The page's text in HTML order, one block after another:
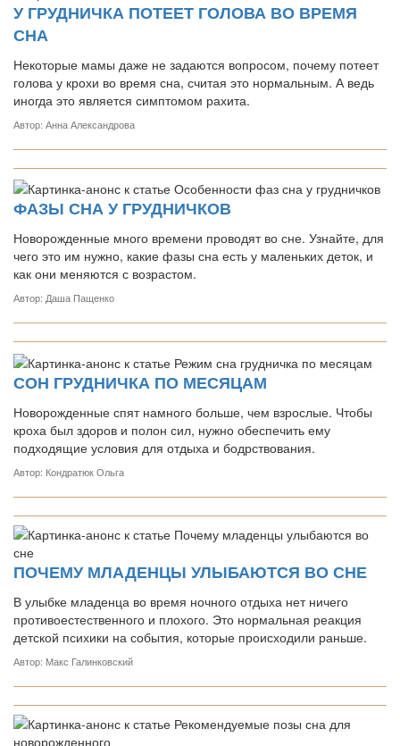
У ГРУДНИЧКА ПОТЕЕТ ГОЛОВА ВО ВРЕМЯ
СНА
Некоторые мамы даже не задаются вопросом, почему потеет
голова у крохи во время сна, считая это нормальным. А ведь
иногда это является симптомом рахита.
Автор: Анна Александрова
ФАЗЫ СНА У ГРУДНИЧКОВ
Новорожденные много времени проводят во сне. Узнайте, для
чего это им нужно, какие фазы сна есть у маленьких деток, и
как они меняются с возрастом.
Автор: Даша Пащенко
СОН ГРУДНИЧКА ПО МЕСЯЦАМ
Новорожденные спят намного больше, чем взрослые. Чтобы
кроха был здоров и полон сил, нужно обеспечить ему
подходящие условия для отдыха и бодрствования.
Автор: Кондратюк Ольга
ПОЧЕМУ МЛАДЕНЦЫ УЛЫБАЮТСЯ ВО СНЕ
В улыбке младенца во время ночного отдыха нет ничего
противоестественного и плохого. Это нормальная реакция
детской психики на события, которые происходили раньше.
Автор: Макс Галинковский